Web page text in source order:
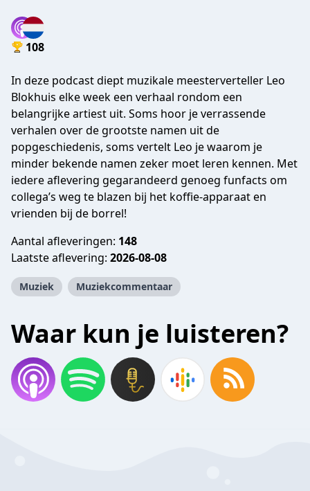
108
In deze podcast diept muzikale meesterverteller Leo
Blokhuis elke week een verhaal rondom een
belangrijke artiest uit. Soms hoor je verrassende
verhalen over de grootste namen uit de
popgeschiedenis, soms vertelt Leo je waarom je
minder bekende namen zeker moet leren kennen. Met
iedere aflevering gegarandeerd genoeg funfacts om
collega’s weg te blazen bij het koffie-apparaat en
vrienden bij de borrel!
Aantal afleveringen: 148
Laatste aflevering: 2026-08-08
Muziek Muziekcommentaar
Waar kun je luisteren?